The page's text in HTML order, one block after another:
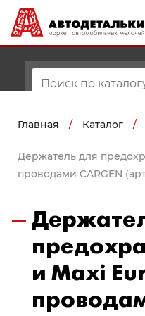
Главная / Каталог /
Держатель для
проводами CARGEN
и Maxi